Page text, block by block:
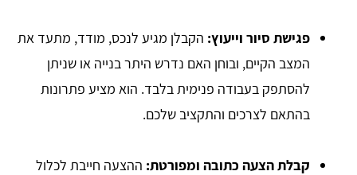
פגישת סיור וייעוץ: הקבלן מגיע לנכס, מודד, מתעד את
המצב הקיים, ובוחן האם נדרש היתר בנייה או שניתן
להסתפק בעבודה פנימית בלבד. הוא מציע פתרונות
בהתאם לצרכים והתקציב שלכם.
קבלת הצעה כתובה ומפורטת: ההצעה חייבת לכלול